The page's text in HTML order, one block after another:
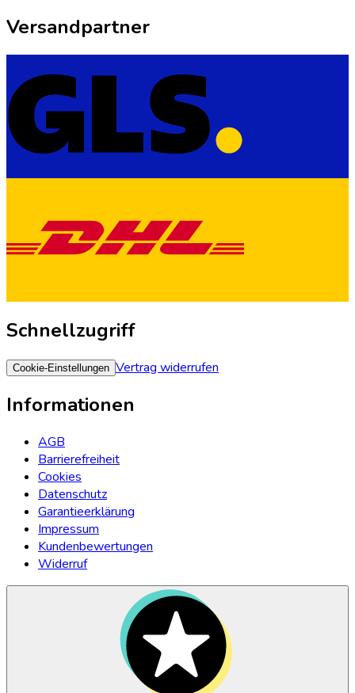
Versandpartner
Schnellzugriff
Cookie-Einstellungen Vertrag widerrufen
Informationen
AGB
Barrierefreiheit
Cookies
Datenschutz
Garantieerklärung
Impressum
Kundenbewertungen
Widerruf